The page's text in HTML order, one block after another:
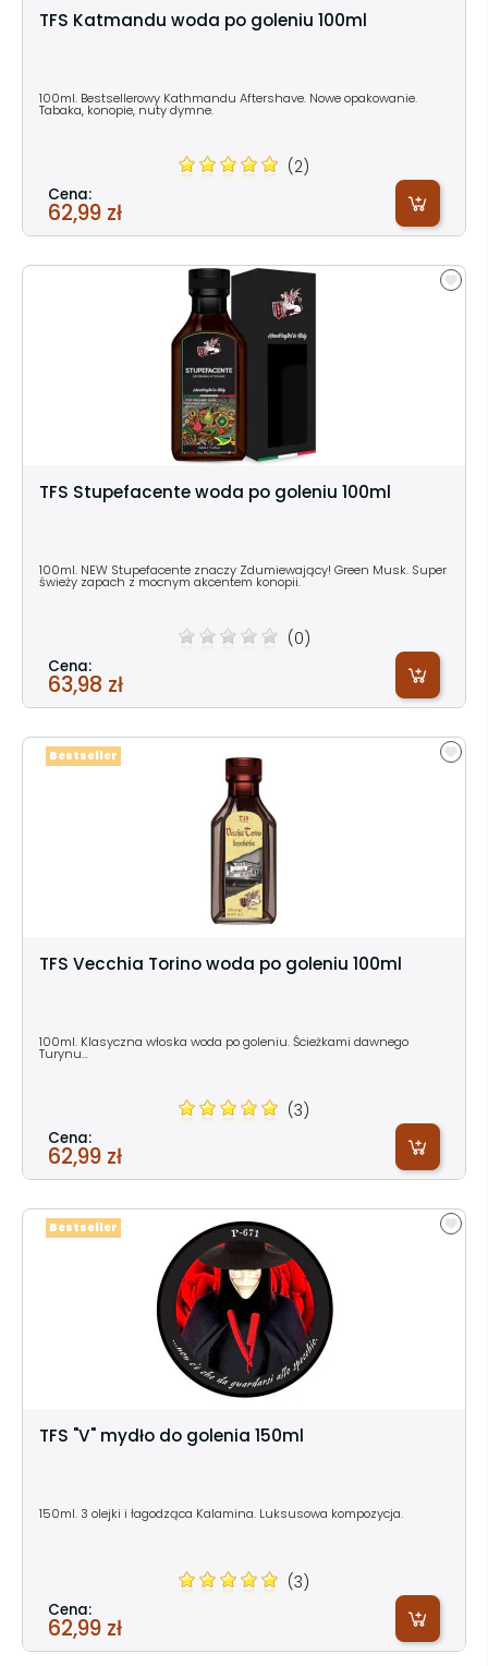
TFS Katmandu woda po goleniu 100ml
100ml. Bestsellerowy Kathmandu Aftershave. Nowe opakowanie.
Tabaka, konopie, nuty dymne.
(2)
Cena:
62,99 zł
TFS Stupefacente woda po goleniu 100ml
100ml. NEW Stupefacente znaczy Zdumiewający! Green Musk. Super
świeży zapach z mocnym akcentem konopii.
(0)
Cena:
63,98 zł
TFS Vecchia Torino woda po goleniu 100ml
100ml. Klasyczna włoska woda po goleniu. Ścieżkami dawnego
Turynu...
(3)
Cena:
62,99 zł
Bestseller
TFS "V" mydło do golenia 150ml
150ml. 3 olejki i łagodząca Kalamina. Luksusowa kompozycja.
(3)
Cena:
62,99 zł
Bestseller